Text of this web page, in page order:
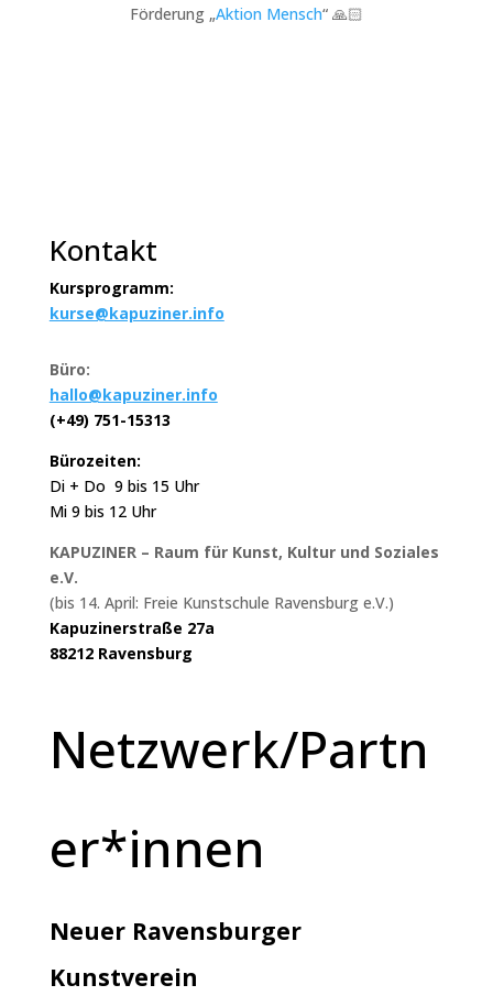
Förderung „Aktion Mensch“ 🙏🏻
Kontakt
Kursprogramm:
kurse@kapuziner.info
Büro:
hallo@kapuziner.info
(+49) 751-15313
Bürozeiten:
Di + Do 9 bis 15 Uhr
Mi 9 bis 12 Uhr
KAPUZINER – Raum für Kunst, Kultur und Soziales
e.V.
(bis 14. April: Freie Kunstschule Ravensburg e.V.)
Kapuzinerstraße 27a
88212 Ravensburg
Netzwerk/Partn
er*innen
Neuer Ravensburger
Kunstverein